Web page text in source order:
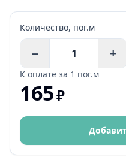
Количество, пог.м
− +
К оплате за 1 пог.м
165₽